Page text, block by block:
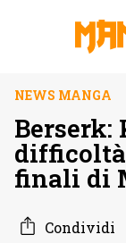
NEWS MANGA
Berserk:
difficoltà
finali di
Condividi